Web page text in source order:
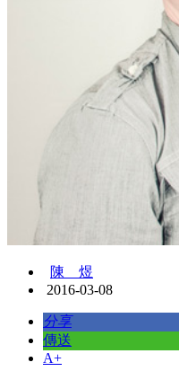
陳 煜
2016-03-08
分享
傳送
A+